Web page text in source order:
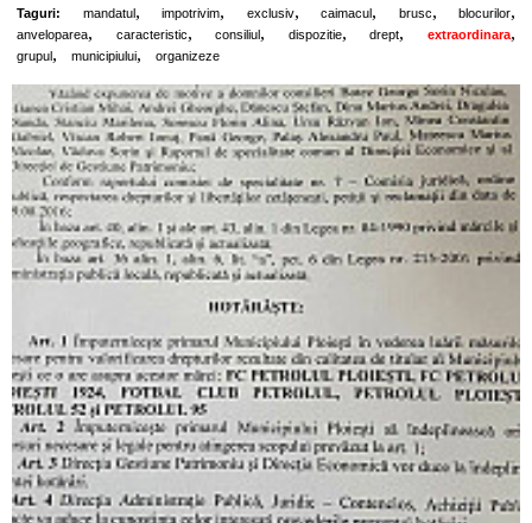
Taguri: mandatul, impotrivim, exclusiv, caimacul , brusc, blocurilor,
anveloparea, caracteristic, consiliul , dispozitie, drept, extraordinara,
grupul , municipiului, organizeze